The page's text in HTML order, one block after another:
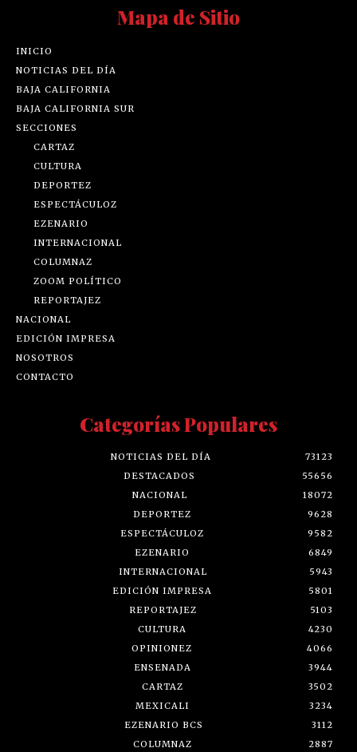
Mapa de Sitio
INICIO
NOTICIAS DEL DÍA
BAJA CALIFORNIA
BAJA CALIFORNIA SUR
SECCIONES
CARTAZ
CULTURA
DEPORTEZ
ESPECTÁCULOZ
EZENARIO
INTERNACIONAL
COLUMNAZ
ZOOM POLÍTICO
REPORTAJEZ
NACIONAL
EDICIÓN IMPRESA
NOSOTROS
CONTACTO
Categorías Populares
NOTICIAS DEL DÍA
73123
DESTACADOS
55656
NACIONAL
18072
DEPORTEZ
9628
ESPECTÁCULOZ
9582
EZENARIO
6849
INTERNACIONAL
5943
EDICIÓN IMPRESA
5801
REPORTAJEZ
5103
CULTURA
4230
OPINIONEZ
4066
ENSENADA
3944
CARTAZ
3502
MEXICALI
3234
EZENARIO BCS
3112
COLUMNAZ
2887